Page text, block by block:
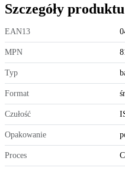
Szczegóły produktu
EAN13
MPN
Typ
Format
Czułość
Opakowanie
Proces